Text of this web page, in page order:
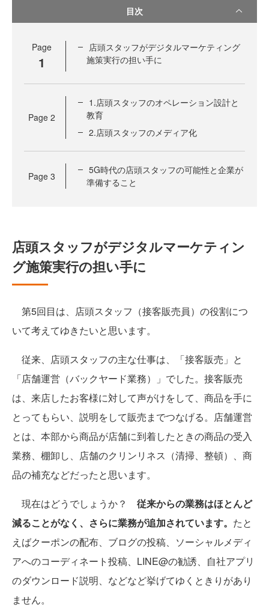
目次
Page
1
店頭スタッフがデジタルマーケティング
施策実行の担い手に
Page 2
1.店頭スタッフのオペレーション設計と
教育
2.店頭スタッフのメディア化
Page 3
5G時代の店頭スタッフの可能性と企業が
準備すること
店頭スタッフがデジタルマーケティン
グ施策実行の担い手に
第5回目は、店頭スタッフ（接客販売員）の役割につ
いて考えてゆきたいと思います。
従来、店頭スタッフの主な仕事は、「接客販売」と
「店舗運営（バックヤード業務）」でした。接客販売
は、来店したお客様に対して声がけをして、商品を手に
とってもらい、説明をして販売までつなげる。店舗運営
とは、本部から商品が店舗に到着したときの商品の受入
業務、棚卸し、店舗のクリンリネス（清掃、整頓）、商
品の補充などだったと思います。
現在はどうでしょうか？ 従来からの業務はほとんど
減ることがなく、さらに業務が追加されています。 たと
えばクーポンの配布、ブログの投稿、ソーシャルメディ
アへのコーディネート投稿、LINE@の勧誘、自社アプリ
のダウンロード説明、などなど挙げてゆくときりがあり
ません。